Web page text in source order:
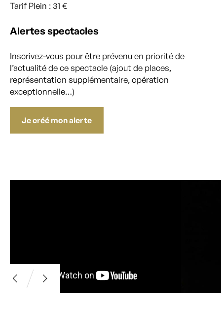
Tarif Plein : 31 €
Alertes spectacles
Inscrivez-vous pour être prévenu en priorité de
l’actualité de ce spectacle (ajout de places,
représentation supplémentaire, opération
exceptionnelle…)
Je créé mon alerte